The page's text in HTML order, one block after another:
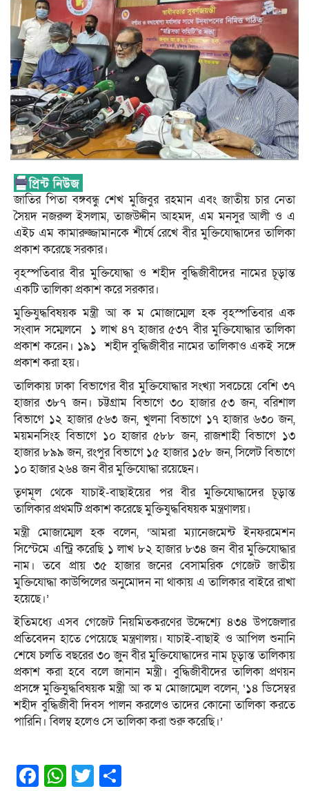
জাতির পিতা বঙ্গবন্ধু শেখ মুজিবুর রহমান এবং জাতীয় চার নেতা
সৈয়দ নজরুল ইসলাম, তাজউদ্দীন আহমদ, এম মনসুর আলী ও এ
এইচ এম কামারুজ্জামানকে শীর্ষে রেখে বীর মুক্তিযোদ্ধাদের তালিকা
প্রকাশ করেছে সরকার।
বৃহস্পতিবার বীর মুক্তিযোদ্ধা ও শহীদ বুদ্ধিজীবীদের নামের চূড়ান্ত
একটি তালিকা প্রকাশ করে সরকার।
মুক্তিযুদ্ধবিষয়ক মন্ত্রী আ ক ম মোজাম্মেল হক বৃহস্পতিবার এক
সংবাদ সম্মেলনে ১ লাখ ৪৭ হাজার ৫৩৭ বীর মুক্তিযোদ্ধার তালিকা
প্রকাশ করেন। ১৯১ শহীদ বুদ্ধিজীবীর নামের তালিকাও একই সঙ্গে
প্রকাশ করা হয়।
তালিকায় ঢাকা বিভাগের বীর মুক্তিযোদ্ধার সংখ্যা সবচেয়ে বেশি ৩৭
হাজার ৩৮৭ জন। চট্টগ্রাম বিভাগে ৩০ হাজার ৫৩ জন, বরিশাল
বিভাগে ১২ হাজার ৫৬৩ জন, খুলনা বিভাগে ১৭ হাজার ৬৩০ জন,
ময়মনসিংহ বিভাগে ১০ হাজার ৫৮৮ জন, রাজশাহী বিভাগে ১৩
হাজার ৮৯৯ জন, রংপুর বিভাগে ১৫ হাজার ১৫৮ জন, সিলেট বিভাগে
১০ হাজার ২৬৪ জন বীর মুক্তিযোদ্ধা রয়েছেন।
তৃণমূল থেকে যাচাই-বাছাইয়ের পর বীর মুক্তিযোদ্ধাদের চূড়ান্ত
তালিকার প্রথমটি প্রকাশ করেছে মুক্তিযুদ্ধবিষয়ক মন্ত্রণালয়।
মন্ত্রী মোজাম্মেল হক বলেন, ‘আমরা ম্যানেজমেন্ট ইনফরমেশন
সিস্টেমে এন্ট্রি করেছি ১ লাখ ৮২ হাজার ৮৩৪ জন বীর মুক্তিযোদ্ধার
নাম। তবে প্রায় ৩৫ হাজার জনের বেসামরিক গেজেট জাতীয়
মুক্তিযোদ্ধা কাউন্সিলের অনুমোদন না থাকায় এ তালিকার বাইরে রাখা
হয়েছে।’
ইতিমধ্যে এসব গেজেট নিয়মিতকরণের উদ্দেশ্যে ৪৩৪ উপজেলার
প্রতিবেদন হাতে পেয়েছে মন্ত্রণালয়। যাচাই-বাছাই ও আপিল শুনানি
শেষে চলতি বছরের ৩০ জুন বীর মুক্তিযোদ্ধাদের নাম চূড়ান্ত তালিকায়
প্রকাশ করা হবে বলে জানান মন্ত্রী। বুদ্ধিজীবীদের তালিকা প্রণয়ন
প্রসঙ্গে মুক্তিযুদ্ধবিষয়ক মন্ত্রী আ ক ম মোজাম্মেল বলেন, ‘১৪ ডিসেম্বর
শহীদ বুদ্ধিজীবী দিবস পালন করলেও তাদের কোনো তালিকা করতে
পারিনি। বিলম্ব হলেও সে তালিকা করা শুরু করেছি।’
Facebook
WhatsApp
Twitter